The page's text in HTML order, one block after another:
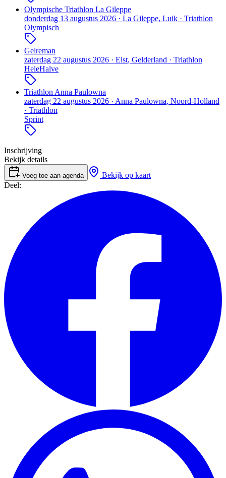
Olympische Triathlon La Gileppe
donderdag 13 augustus 2026 · La Gileppe, Luik · Triathlon
Olympisch
Gelreman
zaterdag 22 augustus 2026 · Elst, Gelderland · Triathlon
HeleHalve
Triathlon Anna Paulowna
zaterdag 22 augustus 2026 · Anna Paulowna, Noord-Holland
· Triathlon
Sprint
Inschrijving
Bekijk details
Voeg toe aan agenda
Bekijk op kaart
Deel: